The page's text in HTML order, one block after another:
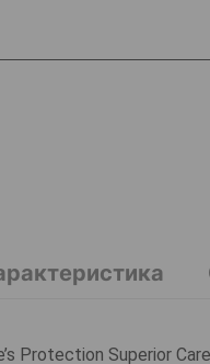
Protection Superior